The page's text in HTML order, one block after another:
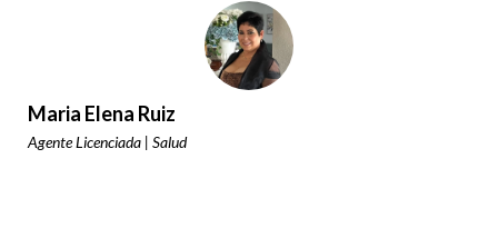
Maria Elena Ruiz
Agente Licenciada | Salud